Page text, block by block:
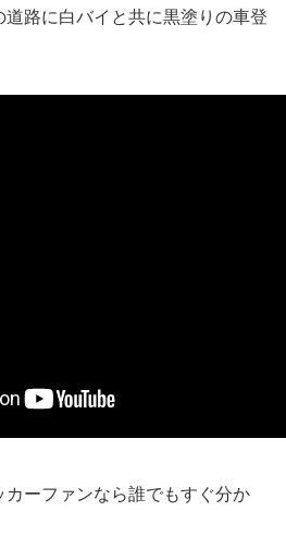
路に白バイと共に黒塗りの車登
カーファンなら誰でもすぐ分か